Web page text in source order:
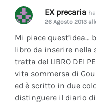
EX precaria
26 Agosto 2013
Mi piace quest’idea…
libro da inserire nella
tratta del LIBRO DEI
vita sommersa di
ed è scritto in due
distinguere il diario